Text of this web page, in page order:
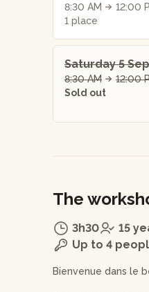
8:30 AM
12:00
1 place
Saturday 5 Sep
8:30 AM
12:00
Sold out
The
3h30 15
Up to 4
Bienvenue dans le